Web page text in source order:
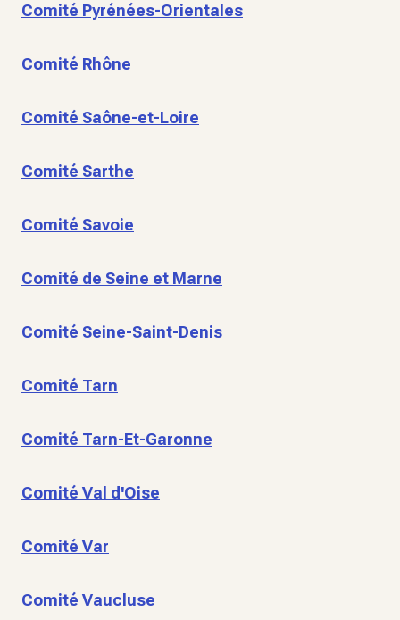
Comité Pyrénées-Orientales
Comité Rhône
Comité Saône-et-Loire
Comité Sarthe
Comité Savoie
Comité de Seine et Marne
Comité Seine-Saint-Denis
Comité Tarn
Comité Tarn-Et-Garonne
Comité Val d'Oise
Comité Var
Comité Vaucluse